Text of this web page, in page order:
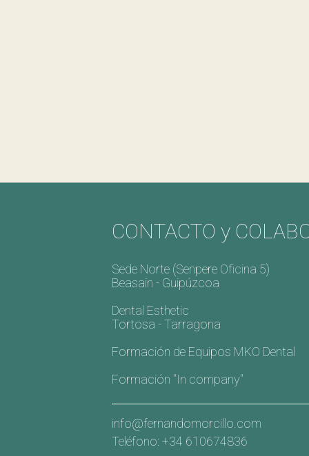
CONTACTO y
Sede Norte (Senpere Oficina 5)
Beasain - Guipúzcoa
Dental Esthetic
Tortosa - Tarragona
Formación de Equipos MKO Dental
Formación "In company"
info@fernandomorcillo.com
Teléfono: +34 610674836